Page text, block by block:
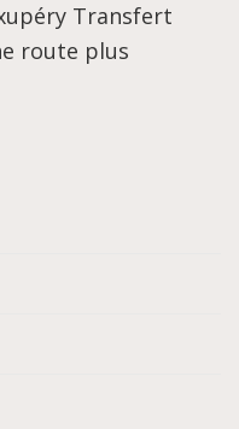
Transfert
route plus